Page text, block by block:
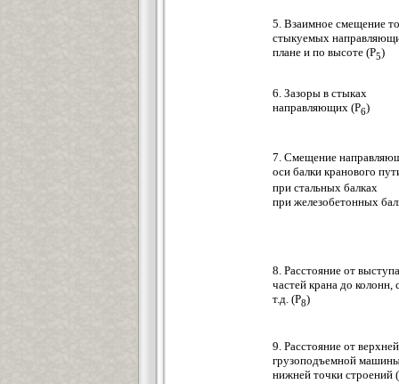
5. Взаимное смещение
стыкуемых
плане и по высоте (P5)
6. Зазоры в стыках
направляющих (Р6)
7. Смещение
оси балки кранового
при стальных балках
при железобетонных
8. Расстояние от
частей крана до колонн,
т.д. (Р8)
9. Расстояние от
грузоподъемной
нижней точки строений